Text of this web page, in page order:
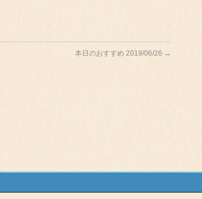
本日のおすすめ 2019/06/26 →